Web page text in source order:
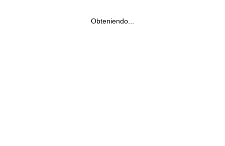
Obteniendo...